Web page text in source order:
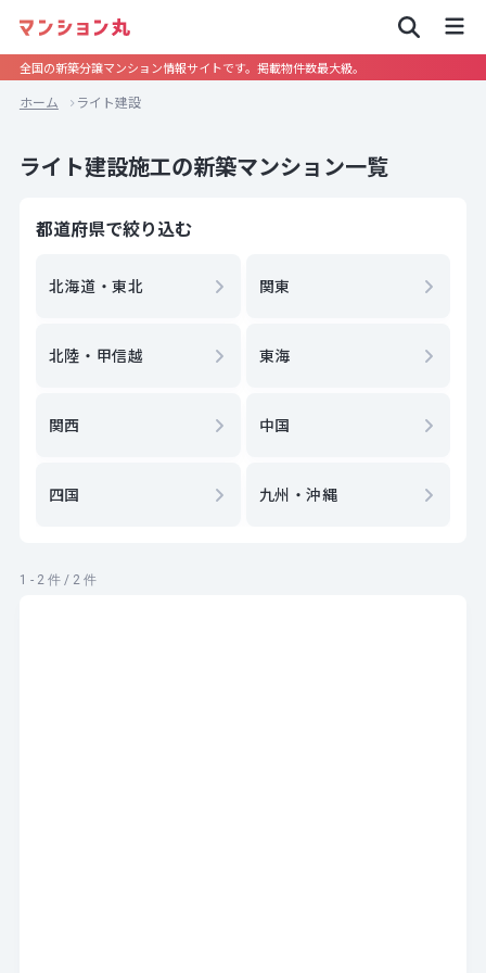
全国の新築分譲マンション情報サイトです。掲載物件数最大級。
ホーム ライト建設
ライト建設施工の新築マンション一覧
都道府県で絞り込む
北海道・東北 関東
北陸・甲信越 東海
関西 中国
四国 九州・沖縄
1 - 2 件 / 2 件